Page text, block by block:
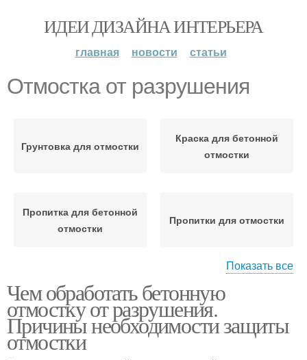
ИДЕИ ДИЗАЙНА ИНТЕРЬЕРА
главная новости статьи
Отмостка от разрушения
Грунтовка для отмостки
Краска для бетонной
отмостки
Пропитка для бетонной
отмостки
Пропитки для отмостки
Бетонная отмостка
Показать все
Чем обработать бетонную
отмостку от разрушения.
Причины необходимости защиты
отмостки